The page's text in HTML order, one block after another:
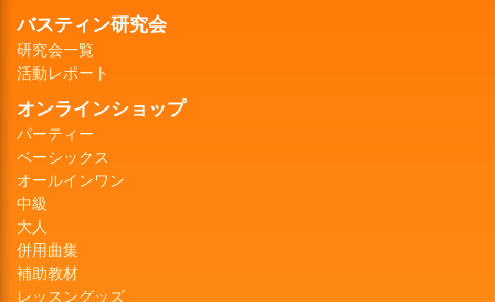
バスティン研究会
研究会一覧
活動レポート
オンラインショップ
パーティー
ベーシックス
オールインワン
中級
大人
併用曲集
補助教材
レッスングッズ